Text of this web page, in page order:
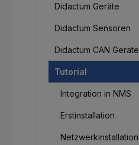
Didactum Geräte
Didactum Sensoren
Didactum CAN Geräte
Tutorial
Integration in NMS
Erstinstallation
Netzwerkinstallation